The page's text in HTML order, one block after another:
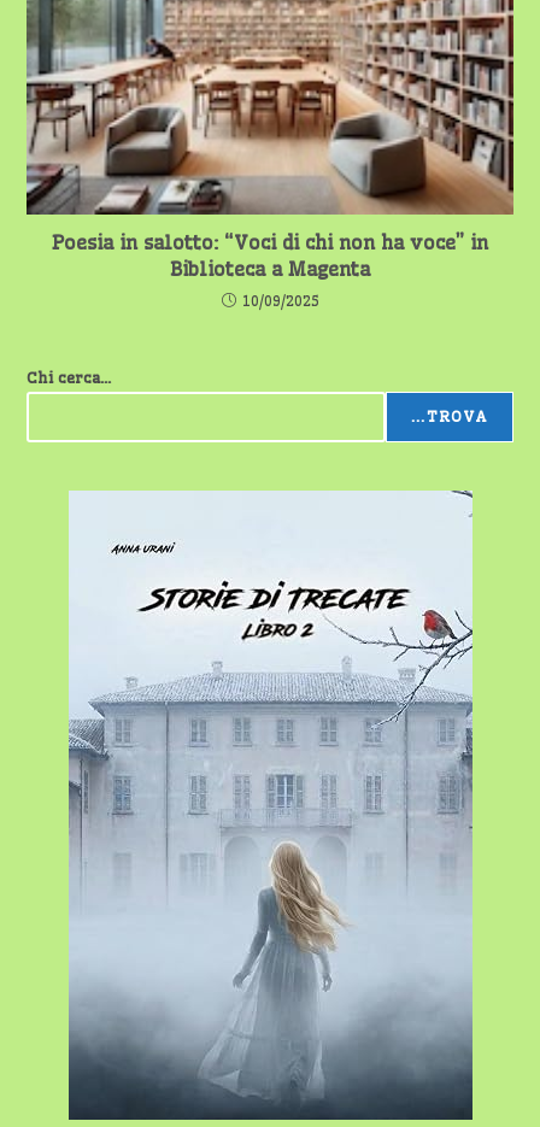
Poesia in salotto: “Voci di chi non ha voce” in
Biblioteca a Magenta
10/09/2025
Chi cerca...
...TROVA